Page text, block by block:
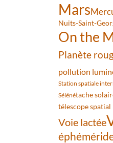
Mars
Nuits-Saint-
On the
Planète
pollution
Station spatiale
Sélénétache
télescope
Voie lactée